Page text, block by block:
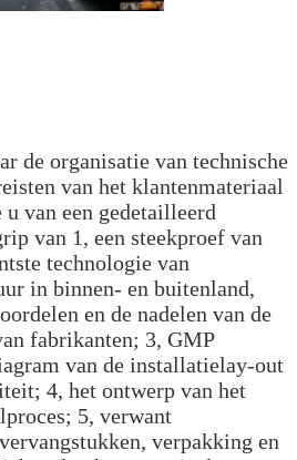
de organisatie van technische
van het klantenmateriaal
van een gedetailleerd
van 1, een steekproef van
technologie van
in binnen- en buitenland,
en de nadelen van de
fabrikanten; 3, GMP
van de installatielay-out
4, het ontwerp van het
5, verwant
verpakking en